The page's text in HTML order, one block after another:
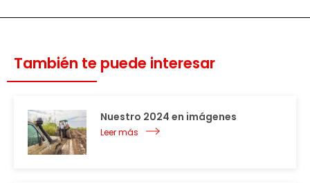
También te puede interesar
Nuestro 2024 en imágenes
Leer más